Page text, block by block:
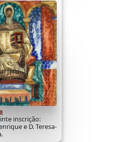
inscrição:
e D. Teresa-